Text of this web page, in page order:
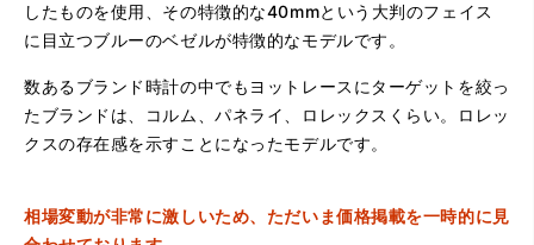
したものを使用、その特徴的な40mmという大判のフェイス
に目立つブルーのベゼルが特徴的なモデルです。
数あるブランド時計の中でもヨットレースにターゲットを絞っ
たブランドは、コルム、パネライ、ロレックスくらい。ロレッ
クスの存在感を示すことになったモデルです。
相場変動が非常に激しいため、ただいま価格掲載を一時的に見